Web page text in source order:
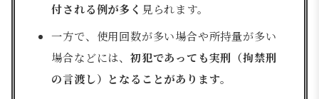
付される例が多く 見られます。
一方で、使用回数が多い場合や所持量が多い
場合などには、 初犯であっても実刑（拘禁刑
の言渡し）となることがあります。